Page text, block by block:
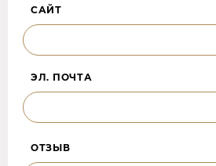
САЙТ
ЭЛ. ПОЧТА
ОТЗЫВ